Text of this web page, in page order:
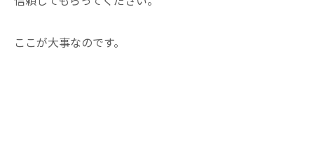
ここが大事なのです。